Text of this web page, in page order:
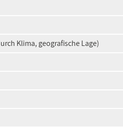
Klima, geografische Lage)